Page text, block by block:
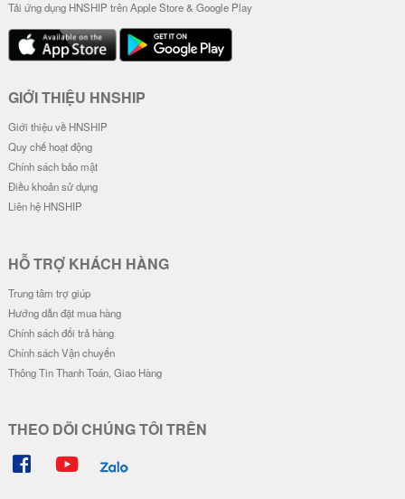
Ốp Lưng Silicon Chống Sốc Viền
20.000 đ
Ốp Lưng Silicon Chống Sốc Viền
Nổi - Hình Nổi Blue Bear
23.000 đ